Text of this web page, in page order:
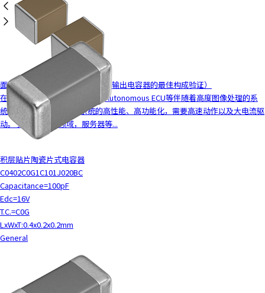
面向电源电路的MLCC解决方案（输出电容器的最佳构成验证）
在车载领域，车载ADAS ECU、Autonomous ECU等伴随着高度图像处理的系
统的CPU、FPGA等随着系统的高性能、高功能化，需要高速动作以及大电流驱
动。 另外，在ICT领域，服务器等...
积层贴片陶瓷片式电容器
C0402C0G1C101J020BC
Capacitance=100pF
Edc=16V
T.C.=C0G
LxWxT:0.4x0.2x0.2mm
General